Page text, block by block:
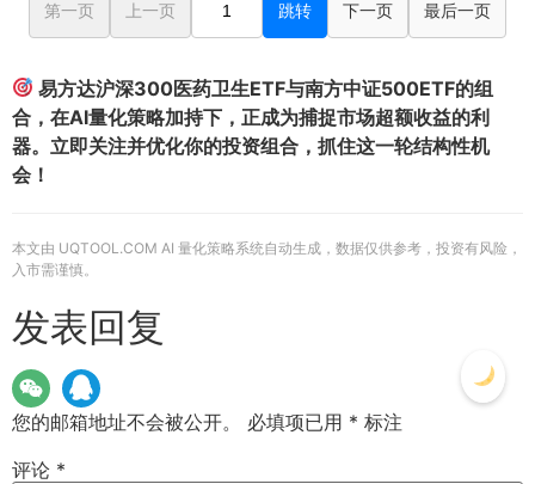
第一页 上一页 跳转 下一页 最后一页
易方达沪深300医药卫生ETF与南方中证500ETF的组
合，在AI量化策略加持下，正成为捕捉市场超额收益的利
器。立即关注并优化你的投资组合，抓住这一轮结构性机
会！
本文由 UQTOOL.COM AI 量化策略系统自动生成，数据仅供参考，投资有风险，
入市需谨慎。
发表回复
您的邮箱地址不会被公开。 必填项已用 * 标注
评论 *